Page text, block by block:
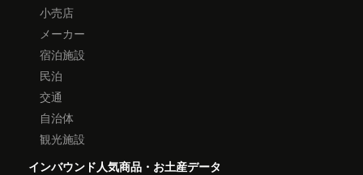
小売店
メーカー
宿泊施設
民泊
交通
自治体
観光施設
インバウンド人気商品・お土産データ